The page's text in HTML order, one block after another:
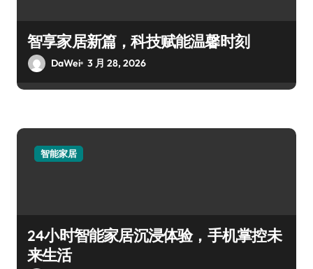
智享家居新篇，科技赋能温馨时刻
DaWei 3 月 28, 2026
智能家居
24小时智能家居沉浸体验，手机掌控未
来生活